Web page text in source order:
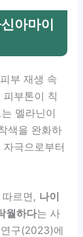
아마이
부 재생 속
부톤이 칙
멜라닌이
색을 완화하
극으로부터
르면, 나이
월하다는 사
구(2023)에